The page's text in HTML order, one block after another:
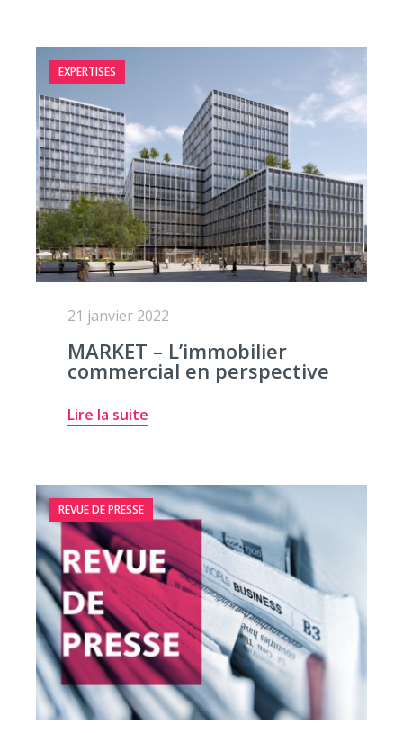
EXPERTISES
21 janvier 2022
MARKET – L’immobilier
commercial en perspective
Lire la suite
REVUE DE PRESSE